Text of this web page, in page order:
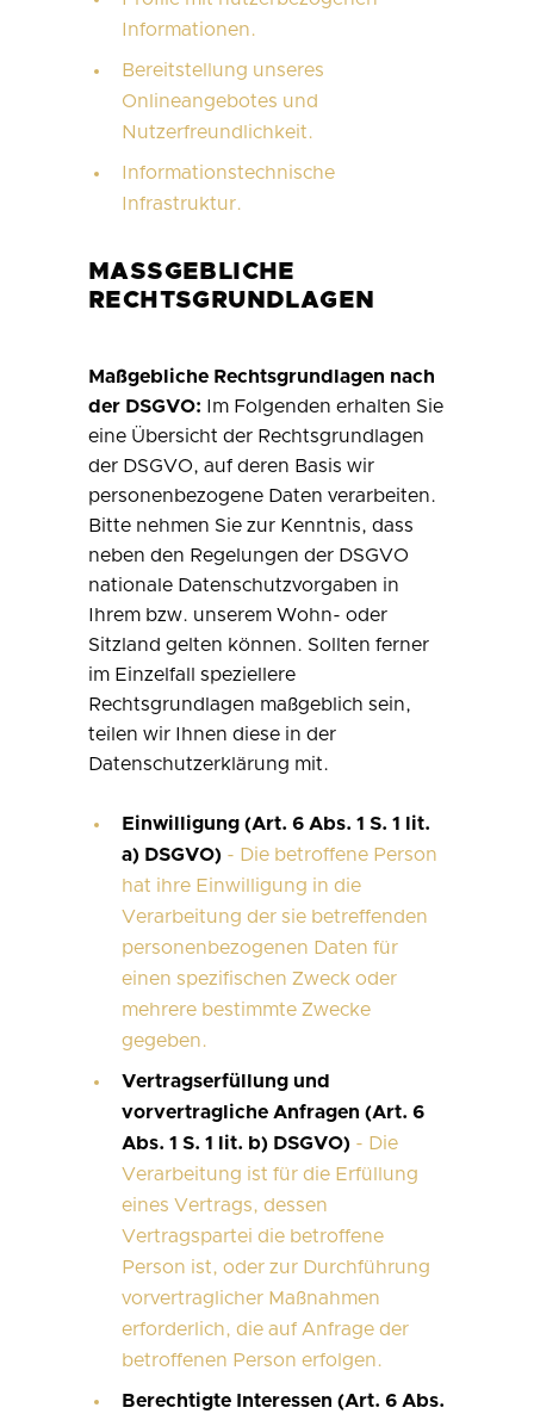
Informationen.
Bereitstellung unseres
Onlineangebotes und
Nutzerfreundlichkeit.
Informationstechnische
Infrastruktur.
MASSGEBLICHE R
ECHTSGRUNDLAGEN
Maßgebliche Rechtsgrundlagen nach
der DSGVO:
Im Folgenden erhalten Sie
eine Übersicht der Rechtsgrundlagen
der DSGVO, auf deren Basis wir
personenbezogene Daten verarbeiten.
Bitte nehmen Sie zur Kenntnis, dass
neben den Regelungen der DSGVO
nationale Datenschutzvorgaben in
Ihrem bzw. unserem Wohn- oder
Sitzland gelten können. Sollten ferner
im Einzelfall speziellere
Rechtsgrundlagen maßgeblich sein,
teilen wir Ihnen diese in der
Datenschutzerklärung mit.
Einwilligung (Art. 6 Abs. 1 S. 1 lit.
a) DSGVO) - Die betroffene Person
hat ihre Einwilligung in die
Verarbeitung der sie betreffenden
personenbezogenen Daten für
einen spezifischen Zweck oder
mehrere bestimmte Zwecke
gegeben.
Vertragserfüllung und
vorvertragliche Anfragen (Art. 6
Abs. 1 S. 1 lit. b) DSGVO) - Die
Verarbeitung ist für die Erfüllung
eines Vertrags, dessen
Vertragspartei die betroffene
Person ist, oder zur Durchführung
vorvertraglicher Maßnahmen
erforderlich, die auf Anfrage der
betroffenen Person erfolgen.
Berechtigte Interessen (Art. 6 Abs.